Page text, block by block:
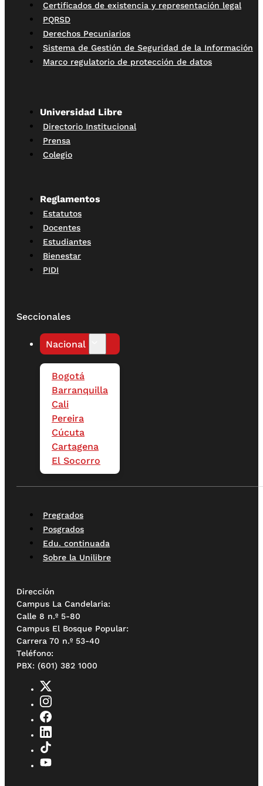
Certificados de existencia y representación legal
PQRSD
Derechos Pecuniarios
Sistema de Gestión de Seguridad de la Información
Marco regulatorio de protección de datos
Universidad Libre
Directorio Institucional
Prensa
Colegio
Reglamentos
Estatutos
Docentes
Estudiantes
Bienestar
PIDI
Seccionales
Nacional
Bogotá
Barranquilla
Cali
Pereira
Cúcuta
Cartagena
El Socorro
Pregrados
Posgrados
Edu. continuada
Sobre la Unilibre
Dirección
Campus La Candelaria:
Calle 8 n.º 5-80
Campus El Bosque Popular:
Carrera 70 n.º 53-40
Teléfono:
PBX: (601) 382 1000